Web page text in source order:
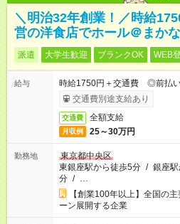
＼明治32年創業！／時給
営の洋食店でホール＠まか
派遣 大学生歓迎 ブランクOK WEB
給与
時給1750円＋交通費 ◎前払い
交通費別途支給あり
交通費 全額支給
月収例 25～30万円
勤務地
東京都中央区
東銀座駅から徒歩5分 / 銀座
分 / …
【創業100年以上】全国の
ーン展開する企業